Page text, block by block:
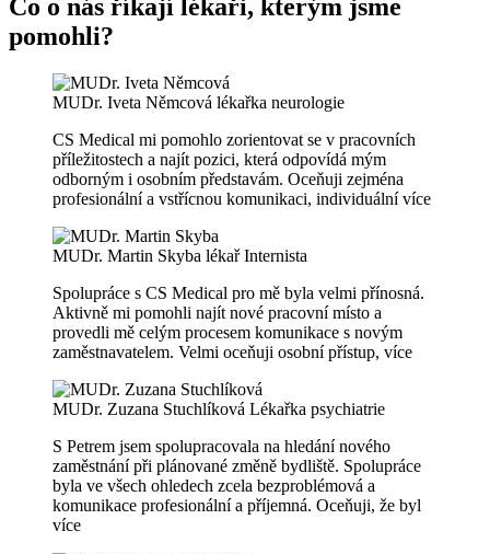
Co o nás říkají lékaři, kterým jsme
pomohli?
MUDr. Iveta Němcová lékařka neurologie
CS Medical mi pomohlo zorientovat se v pracovních
příležitostech a najít pozici, která odpovídá mým
odborným i osobním představám. Oceňuji zejména
profesionální a vstřícnou komunikaci, individuálnívíce
MUDr. Martin Skyba lékař Internista
Spolupráce s CS Medical pro mě byla velmi přínosná.
Aktivně mi pomohli najít nové pracovní místo a
provedli mě celým procesem komunikace s novým
zaměstnavatelem. Velmi oceňuji osobní přístup, více
MUDr. Zuzana Stuchlíková Lékařka psychiatrie
S Petrem jsem spolupracovala na hledání nového
zaměstnání při plánované změně bydliště. Spolupráce
byla ve všech ohledech zcela bezproblémová a
komunikace profesionální a příjemná. Oceňuji, že byl
více